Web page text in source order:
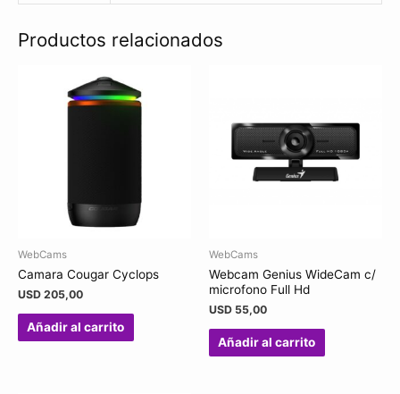
Productos relacionados
WebCams
Camara Cougar Cyclops
USD 205,00
Añadir al carrito
WebCams
Webcam Genius WideCam c/
microfono Full Hd
USD 55,00
Añadir al carrito